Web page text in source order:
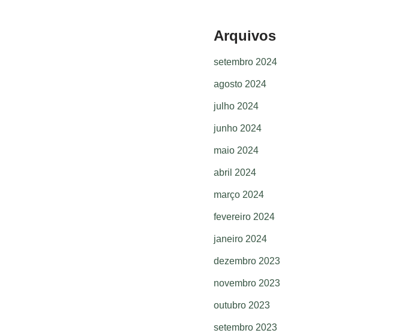
Arquivos
setembro 2024
agosto 2024
julho 2024
junho 2024
maio 2024
abril 2024
março 2024
fevereiro 2024
janeiro 2024
dezembro 2023
novembro 2023
outubro 2023
setembro 2023